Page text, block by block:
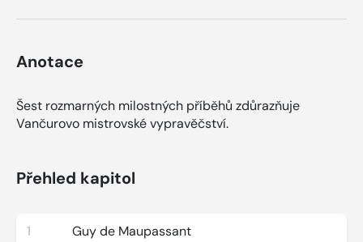
Anotace
Šest rozmarných milostných příběhů zdůrazňuje
Vančurovo mistrovské vypravěčství.
Přehled kapitol
1 Guy de Maupassant